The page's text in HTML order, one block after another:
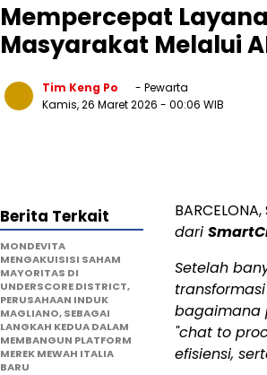
Mempercepat
Masyarakat Melalui
Tim Keng Po
- Pewarta
Kamis, 26 Maret 2026 - 00:06 WIB
dari
Setelah
bagaimana
"chat to
efisiensi,
Berita Terkait
MONDEVITA
MENGAKUISISI SAHAM
MAYORITAS DI
UNDERSCORE DISTRICT,
PERUSAHAAN INDUK
MAGLIANO, SEBAGAI
LANGKAH KEDUA DALAM
MEMBANGUN PLATFORM
MEREK MEWAH ITALIA
BARU